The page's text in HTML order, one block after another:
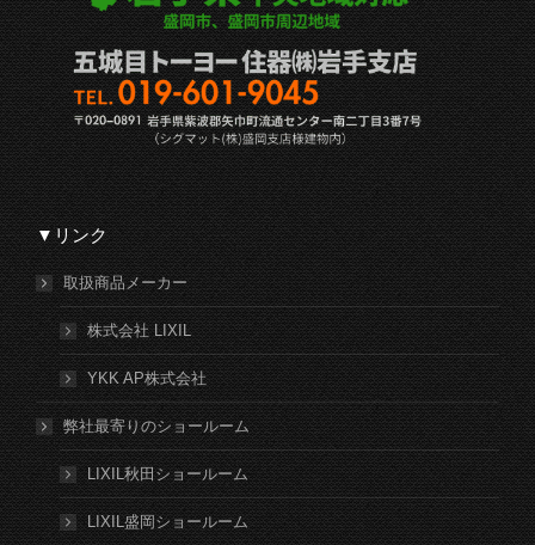
▼リンク
取扱商品メーカー
株式会社 LIXIL
YKK AP株式会社
弊社最寄りのショールーム
LIXIL秋田ショールーム
LIXIL盛岡ショールーム